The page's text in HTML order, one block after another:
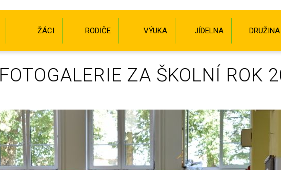
ŽÁCI RODIČE VÝUKA JÍDELNA DRUŽINA
FOTOGALERIE ZA ŠKOLNÍ ROK